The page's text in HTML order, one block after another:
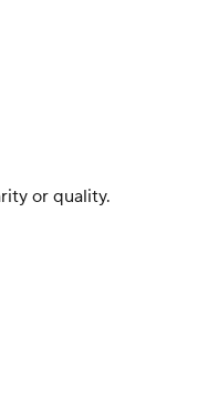
or quality.